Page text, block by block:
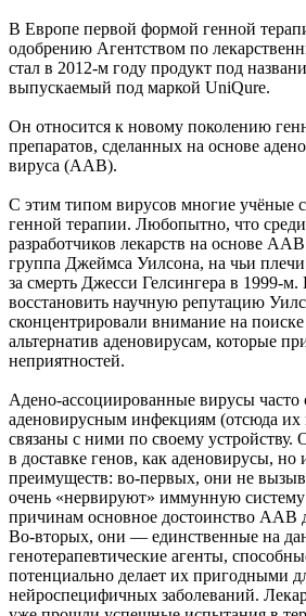
В Европе первой формой генной
одобрению Агентством по
стал в 2012-м году продукт под
выпускаемый под маркой UniQure.
Он относится к новому поколению
препаратов, сделанных на основе
вируса (ААВ).
С этим типом вирусов многие учёные
генной терапии. Любопытно, что
разработчиков лекарств на основе ААВ
группа Джеймса Уилсона, на чьи плечи
за смерть Джесси Гелсингера в 1999-
восстановить научную репутацию
сконцентрировали внимание на
альтернатив аденовирусам, которые
неприятностей.
Адено-ассоциированные вирусы часто
аденовирусным инфекциям (отсюда их
связаны с ними по своему
в доставке генов, как аденовирусы, но
преимуществ: во-первых, они не
очень «нервируют» иммунную
причинам основное достоинство ААВ
Во-вторых, они — единственные на
генотерапевтические агенты,
потенциально делает их пригодными
нейроспецифичных заболеваний.